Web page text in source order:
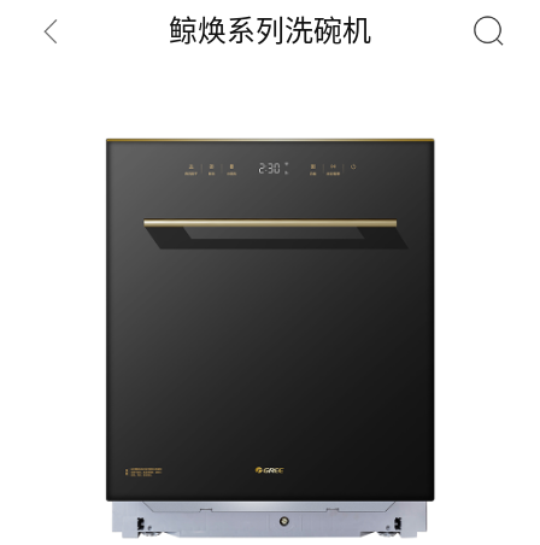
鲸焕系列洗碗机